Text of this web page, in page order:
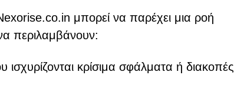
μπορεί να παρέχει μια ροή
περιλαμβάνουν:
κρίσιμα σφάλματα ή διακοπές